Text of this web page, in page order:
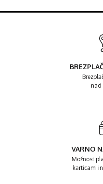
nad
VARNO
Možnost
karticami